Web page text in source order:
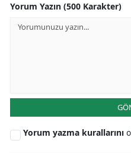
Yorum Yazın (500 Karakter)
Yorum yazma kurallarını